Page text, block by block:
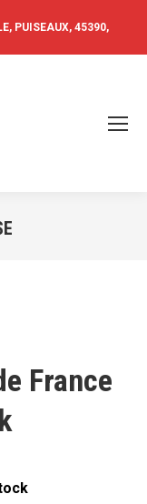
PUISEAUX, 45390,
France